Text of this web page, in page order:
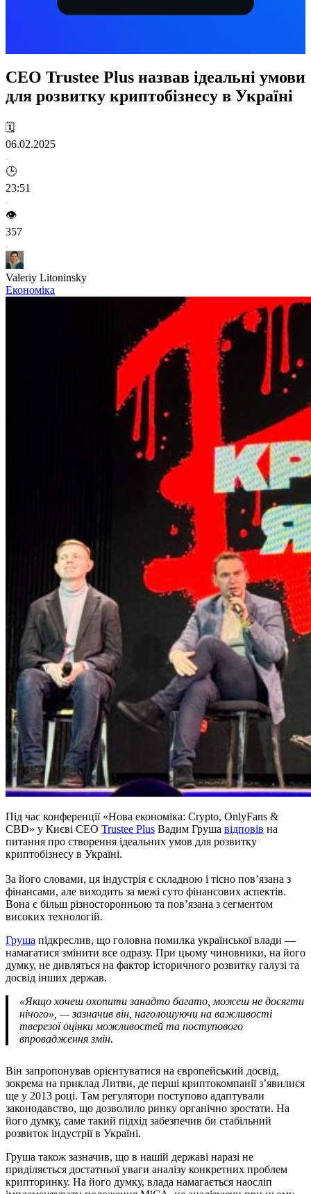
CEO Trustee Plus назвав ідеальні умови
для розвитку криптобізнесу в Україні
🗓️
06.02.2025
🕒
23:51
👁️
357
Valeriy Litoninsky
Економіка
Під час конференції «Нова економіка: Crypto, OnlyFans &
CBD» у Києві CEO Trustee Plus Вадим Груша відповів на
питання про створення ідеальних умов для розвитку
криптобізнесу в Україні.
За його словами, ця індустрія є складною і тісно пов’язана з
фінансами, але виходить за межі суто фінансових аспектів.
Вона є більш різносторонньою та пов’язана з сегментом
високих технологій.
Груша підкреслив, що головна помилка української влади —
намагатися змінити все одразу. При цьому чиновники, на його
думку, не дивляться на фактор історичного розвитку галузі та
досвід інших держав.
«Якщо хочеш охопити занадто багато, можеш не досягти
нічого», — зазначив він, наголошуючи на важливості
тверезої оцінки можливостей та поступового
впровадження змін.
Він запропонував орієнтуватися на європейський досвід,
зокрема на приклад Литви, де перші криптокомпанії з’явилися
ще у 2013 році. Там регулятори поступово адаптували
законодавство, що дозволило ринку органічно зростати. На
його думку, саме такий підхід забезпечив би стабільний
розвиток індустрії в Україні.
Груша також зазначив, що в нашій державі наразі не
приділяється достатньої уваги аналізу конкретних проблем
крипторинку. На його думку, влада намагається наосліп